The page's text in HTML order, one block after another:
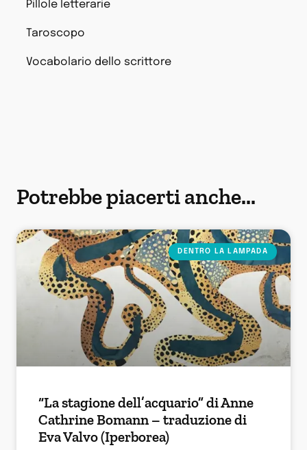
Pillole letterarie
Taroscopo
Vocabolario dello scrittore
Potrebbe piacerti anche...
DENTRO LA LAMPADA
“La stagione dell’acquario” di Anne
Cathrine Bomann – traduzione di
Eva Valvo (Iperborea)